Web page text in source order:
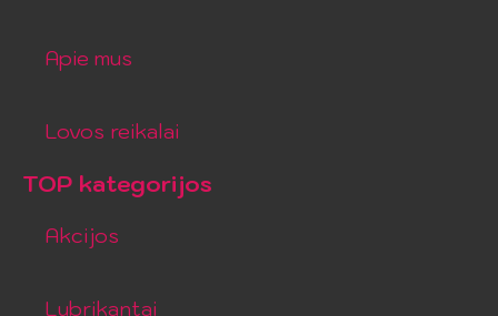
Apie mus
Lovos reikalai
TOP kategorijos
Akcijos
Lubrikantai